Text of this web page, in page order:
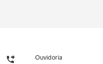
Ouvidoria